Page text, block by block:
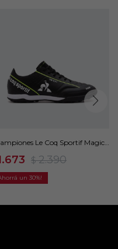
Le Coq Sportif Magic
$ 2.390
30